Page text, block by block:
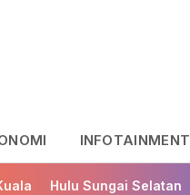
INFOTAINMENT
Hulu Sungai Selatan